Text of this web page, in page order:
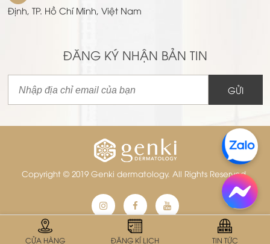
ĐẶT LỊCH KHÁM BÁC SĨ
Định, TP. Hồ Chí Minh, Việt Nam
ĐĂNG KÝ NHẬN BẢN TIN
GỬI
Copyright © 2019 Genki dermatology. All Rights Reserved.
CỬA HÀNG ĐĂNG KÍ LỊCH TIN TỨC